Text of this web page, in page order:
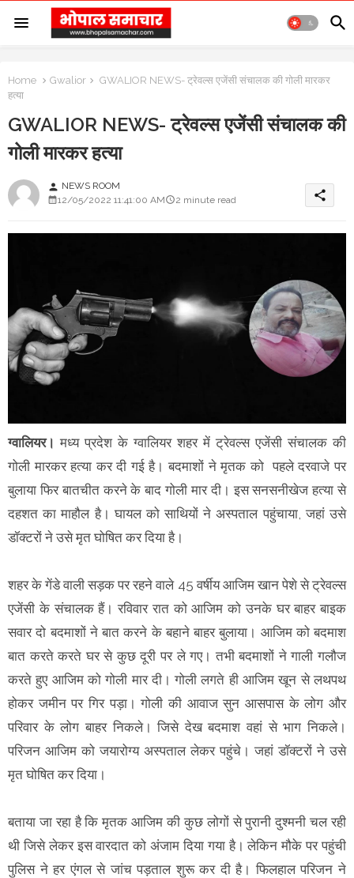
Home Gwalior
GWALIOR NEWS- ट्रेवल्स एजेंसी संचालक की गोली मारकर
हत्या
GWALIOR NEWS- ट्रेवल्स एजेंसी संचालक की
गोली मारकर हत्या
person NEWS ROOM
12/05/2022 11:41:00 AM
2 minute read share
ग्वालियर। मध्य प्रदेश के ग्वालियर शहर में ट्रेवल्स एजेंसी संचालक की
गोली मारकर हत्या कर दी गई है। बदमाशों ने मृतक को पहले दरवाजे पर
बुलाया फिर बातचीत करने के बाद गोली मार दी। इस सनसनीखेज हत्या से
दहशत का माहौल है। घायल को साथियों ने अस्पताल पहुंचाया, जहां उसे
डॉक्टरों ने उसे मृत घोषित कर दिया है।
शहर के गेंडे वाली सड़क पर रहने वाले 45 वर्षीय आजिम खान पेशे से ट्रेवल्स
एजेंसी के संचालक हैं। रविवार रात को आजिम को उनके घर बाहर बाइक
सवार दो बदमाशों ने बात करने के बहाने बाहर बुलाया। आजिम को बदमाश
बात करते करते घर से कुछ दूरी पर ले गए। तभी बदमाशों ने गाली गलौज
करते हुए आजिम को गोली मार दी। गोली लगते ही आजिम खून से लथपथ
होकर जमीन पर गिर पड़ा। गोली की आवाज सुन आसपास के लोग और
परिवार के लोग बाहर निकले। जिसे देख बदमाश वहां से भाग निकले।
परिजन आजिम को जयारोग्य अस्पताल लेकर पहुंचे। जहां डॉक्टरों ने उसे
मृत घोषित कर दिया।
बताया जा रहा है कि मृतक आजिम की कुछ लोगों से पुरानी दुश्मनी चल रही
थी जिसे लेकर इस वारदात को अंजाम दिया गया है। लेकिन मौके पर पहुंची
पुलिस ने हर एंगल से जांच पड़ताल शुरू कर दी है। फिलहाल परिजन ने